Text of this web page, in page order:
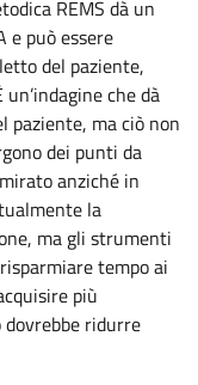
REMS dà un
e può essere
del paziente,
che dà
paziente, ma ciò non
dei punti da
anziché in
la
ma gli strumenti
tempo ai
più
ridurre